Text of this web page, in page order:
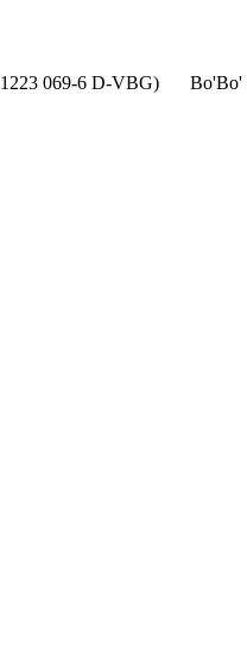
069-6 D-VBG) Bo'Bo'